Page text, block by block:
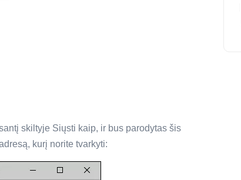
skiltyje Siųsti kaip, ir bus parodytas šis
kurį norite tvarkyti: